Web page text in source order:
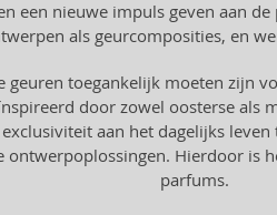
een nieuwe impuls geven aan
als geurcomposities, en
toegankelijk moeten zijn
door zowel oosterse
aan het dagelijks leven
Hierdoor is
parfums.